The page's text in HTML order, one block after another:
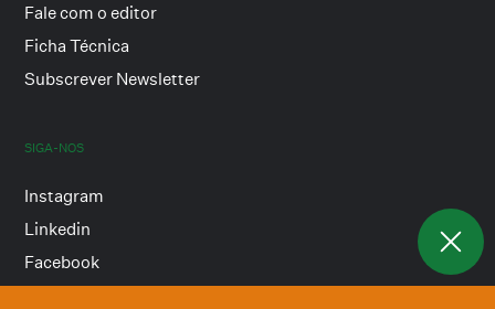
Fale com o editor
Ficha Técnica
Subscrever Newsletter
SIGA-NOS
Instagram
Linkedin
Facebook